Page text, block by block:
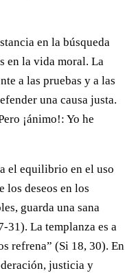
en la búsqueda
en la vida moral. La
a las pruebas y a las
una causa justa.
¡ánimo!: Yo he
el equilibrio en el uso
los deseos en los
guarda una sana
31). La templanza es a
refrena” (Si 18, 30). En
justicia y